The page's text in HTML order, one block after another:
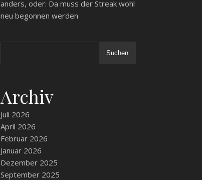
anders, oder: Da muss der Streak wohl
neu begonnen werden
Suchen
Archiv
Juli 2026
April 2026
Februar 2026
Januar 2026
Dezember 2025
September 2025